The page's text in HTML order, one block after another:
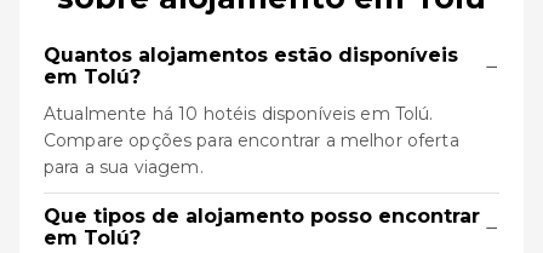
Quantos alojamentos estão disponíveis
em Tolú?
−
Atualmente há 10 hotéis disponíveis em Tolú.
Compare opções para encontrar a melhor oferta
para a sua viagem.
Que tipos de alojamento posso encontrar
em Tolú?
−